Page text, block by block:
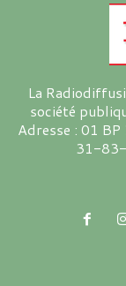
La
société
Adresse : 01
31-